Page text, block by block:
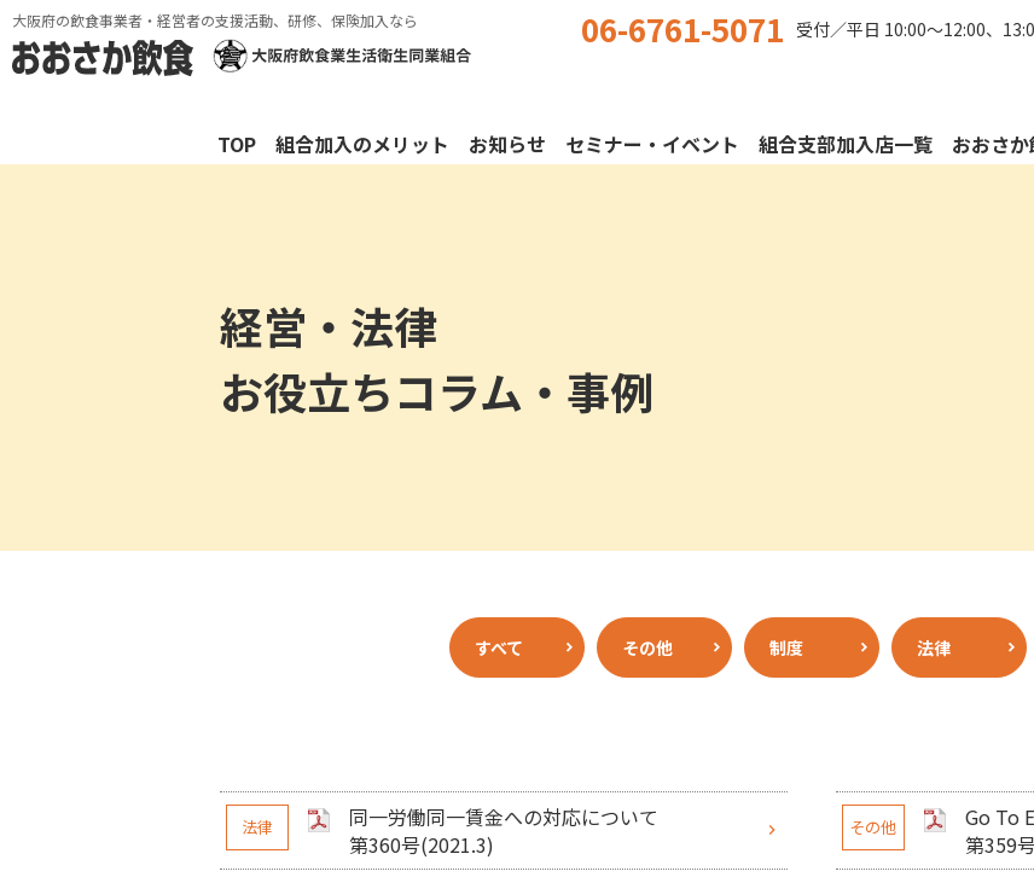
大阪府の飲食事業者・経営者の支援活動、研修、保険加入なら
TOP 組合加入のメリット お知らせ セミナー・イベント 組合支部加入店一覧 おおさ
06-6761-5071 受付／平日 10:00〜12:00、
経営・法律
お役立ちコラム・事例
すべて その他 制度 法律
法律
同一労働同一賃金への対応について
第360号(2021.3)
その他
Go To
第359